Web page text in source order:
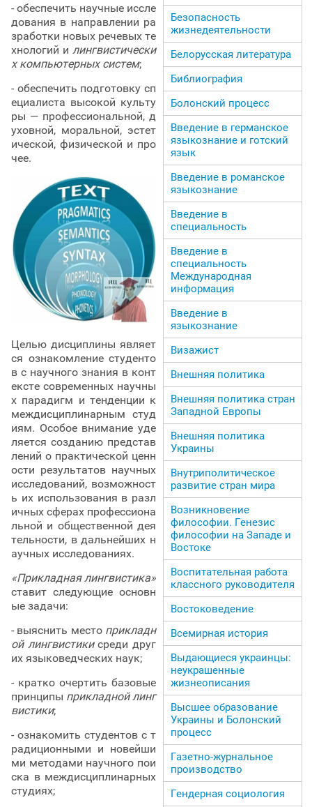
- обеспечить научные иссле
дования в направлении ра
зработки новых речевых те
хнологий и лингвистически
х компьютерных систем;
- обеспечить подготовку сп
ециалиста высокой культу
ры — профессиональной, д
уховной, моральной, эстет
ической, физической и про
чее.
Целью дисциплины являет
ся ознакомление студенто
в с научного знания в конт
ексте современных научны
х парадигм и тенденции к
междисциплинарным студ
иям. Особое внимание уде
ляется созданию представ
лений о практической ценн
ости результатов научных
исследований, возможност
ь их использования в разл
ичных сферах профессиона
льной и общественной дея
тельности, в дальнейших н
аучных исследованиях.
«Прикладная лингвистика»
ставит следующие основн
ые задачи:
- выяснить место прикладн
ой лингвистикисреди друг
их языковедческих наук;
- кратко очертить базовые
принципы прикладной линг
вистики;
- ознакомить студентов с т
радиционными и новейши
ми методами научного пои
ска в междисциплинарных
студиях;
Безопасность
жизнедеятельности
Белорусская литература
Библиография
Болонский процесс
Введение в германское
языкознание и готский
язык
Введение в романское
языкознание
Введение в
специальность
Введение в
специальность
Международная
информация
Введение в
языкознание
Визажист
Внешняя политика
Внешняя политика стран
Западной Европы
Внешняя политика
Украины
Внутриполитическое
развитие стран мира
Возникновение
философии. Генезис
философии на Западе и
Востоке
Воспитательная работа
классного руководителя
Востоковедение
Всемирная история
Выдающиеся украинцы:
неукрашенные
жизнеописания
Высшее образование
Украины и Болонский
процесс
Газетно-журнальное
производство
Гендерная социология